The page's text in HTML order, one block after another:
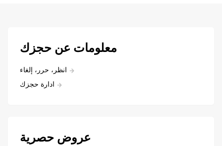
معلومات عن حجزك
انظر، حرر، إلغاء
ادارة حجزك
عروض حصرية